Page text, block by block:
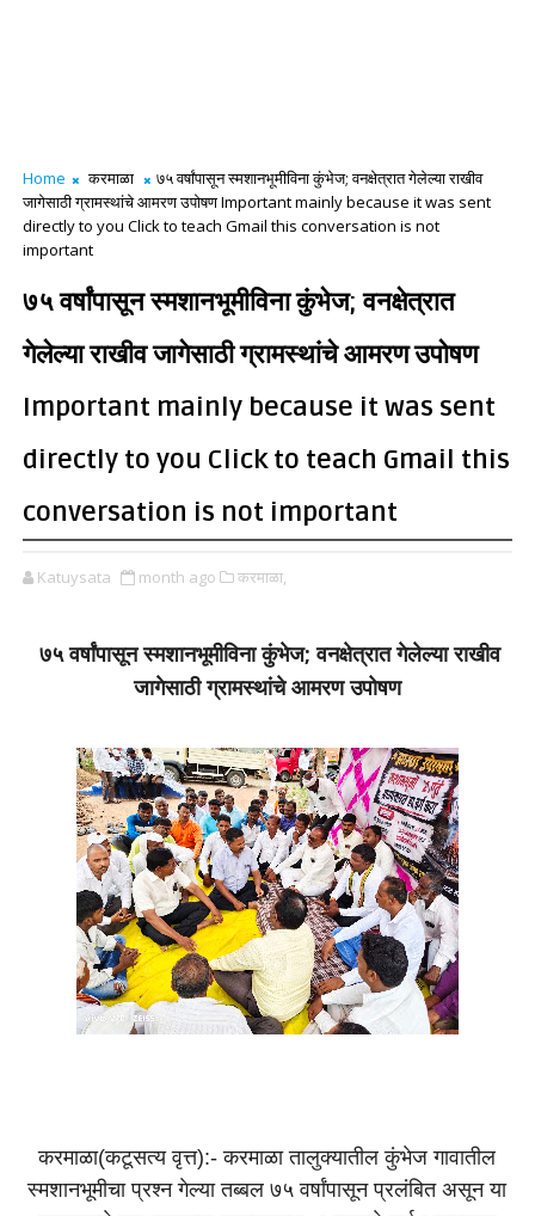
Home करमाळा
७५ वर्षांपासून स्मशानभूमीविना कुंभेज; वनक्षेत्रात गेलेल्या राखीव
जागेसाठी ग्रामस्थांचे आमरण उपोषण Important mainly because it was sent
directly to you Click to teach Gmail this conversation is not
important
७५ वर्षांपासून स्मशानभूमीविना कुंभेज; वनक्षेत्रात
गेलेल्या राखीव जागेसाठी ग्रामस्थांचे आमरण उपोषण
Important mainly because it was sent
directly to you Click to teach Gmail this
conversation is not important
Katuysata month ago करमाळा,
७५ वर्षांपासून स्मशानभूमीविना कुंभेज; वनक्षेत्रात गेलेल्या राखीव
जागेसाठी ग्रामस्थांचे आमरण उपोषण
करमाळा(कटूसत्य वृत्त):-करमाळा तालुक्यातील कुंभेज गावातील
स्मशानभूमीचा प्रश्न गेल्या तब्बल ७५ वर्षांपासून प्रलंबित असून या